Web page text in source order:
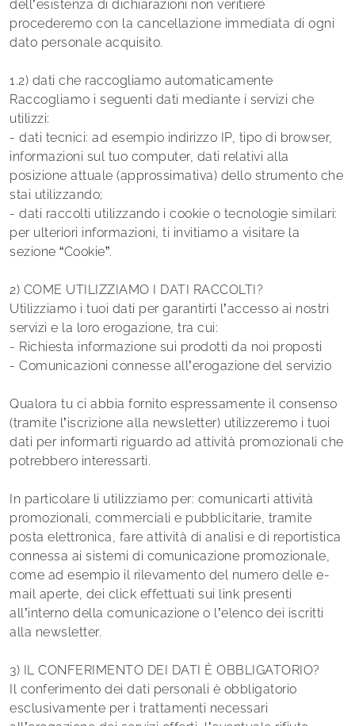
dell’esistenza di dichiarazioni non veritiere
procederemo con la cancellazione immediata di ogni
dato personale acquisito.
1.2) dati che raccogliamo automaticamente
Raccogliamo i seguenti dati mediante i servizi che
utilizzi:
- dati tecnici: ad esempio indirizzo IP, tipo di browser,
informazioni sul tuo computer, dati relativi alla
posizione attuale (approssimativa) dello strumento che
stai utilizzando;
- dati raccolti utilizzando i cookie o tecnologie similari:
per ulteriori informazioni, ti invitiamo a visitare la
sezione “Cookie”.
2) COME UTILIZZIAMO I DATI RACCOLTI?
Utilizziamo i tuoi dati per garantirti l’accesso ai nostri
servizi e la loro erogazione, tra cui:
- Richiesta informazione sui prodotti da noi proposti
- Comunicazioni connesse all’erogazione del servizio
Qualora tu ci abbia fornito espressamente il consenso
(tramite l’iscrizione alla newsletter) utilizzeremo i tuoi
dati per informarti riguardo ad attività promozionali che
potrebbero interessarti.
In particolare li utilizziamo per: comunicarti attività
promozionali, commerciali e pubblicitarie, tramite
posta elettronica, fare attività di analisi e di reportistica
connessa ai sistemi di comunicazione promozionale,
come ad esempio il rilevamento del numero delle e-
mail aperte, dei click effettuati sui link presenti
all’interno della comunicazione o l’elenco dei iscritti
alla newsletter.
3) IL CONFERIMENTO DEI DATI È OBBLIGATORIO?
Il conferimento dei dati personali è obbligatorio
esclusivamente per i trattamenti necessari